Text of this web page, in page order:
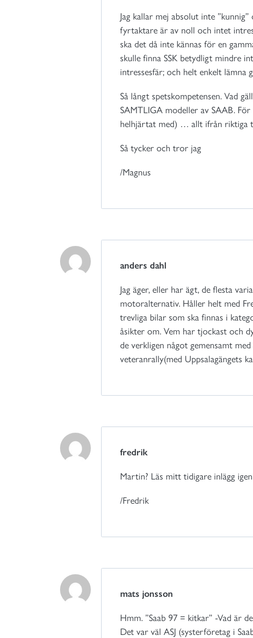
Jag kallar mej absolut inte
fyrtaktare är av noll och intet
ska det då inte kännas för en
skulle finna SSK betydligt mindre
intressesfär; och helt enkelt lämna
Så långt spetskompetensen. Vad
SAMTLIGA modeller av SAAB.
helhjärtat med) … allt ifrån riktiga
Så tycker och tror jag
/Magnus
anders dahl
Jag äger, eller har ägt, de flesta
motoralternativ. Håller helt med
trevliga bilar som ska finnas i
åsikter om. Vem har tjockast och
de verkligen något gemensamt
veteranrally(med Uppsalagängets
fredrik
Martin? Läs mitt tidigare inlägg
/Fredrik
mats jonsson
Hmm. ”Saab 97 = kitkar” -Vad är
Det var väl ASJ (systerföretag i